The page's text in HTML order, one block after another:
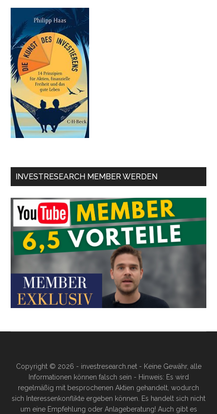
INVESTRESEARCH MEMBER WERDEN
Copyright © 2026 - investresearch.net - Keine Gewähr, alle
Informationen können falsch sein - Hinweis: Es wird
regelmäßig mit besprochenen Aktien gehandelt, wodurch
sich Interessenkonflikte ergeben können. Es handelt sich nicht
um eine Empfehlung oder Anlageberatung! Auch gibt es